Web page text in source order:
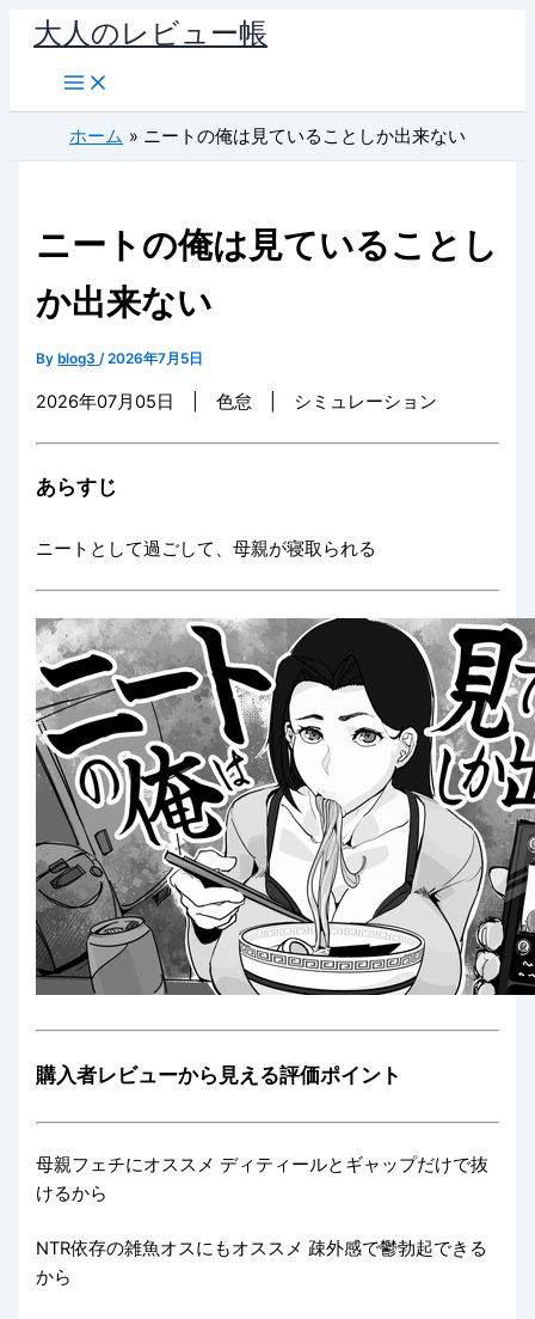
ス
大人のレビュー帳
ホーム ニートの俺は見ていることしか出来ない
ニートの俺は見ていることし
か出来ない
By blog3/2026年7月5日
2026年07月05日 | 色怠 | シミュレーション
あらすじ
ニートとして過ごして、母親が寝取られる
購入者レビューから見える評価ポイント
母親フェチにオススメ ディティールとギャップだけで抜
けるから
NTR依存の雑魚オスにもオススメ 疎外感で鬱勃起できる
から